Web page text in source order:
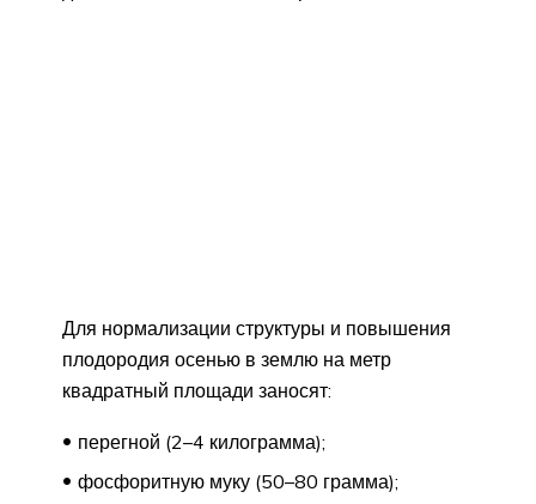
Для нормализации структуры и повышения
плодородия осенью в землю на метр
квадратный площади заносят:
перегной (2–4 килограмма);
фосфоритную муку (50–80 грамма);